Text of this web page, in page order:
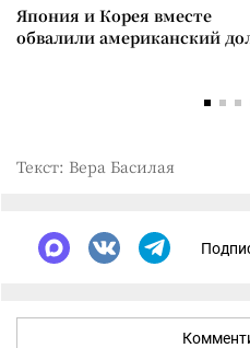
Япония и Корея вместе
обвалили американский
Текст: Вера Басилая